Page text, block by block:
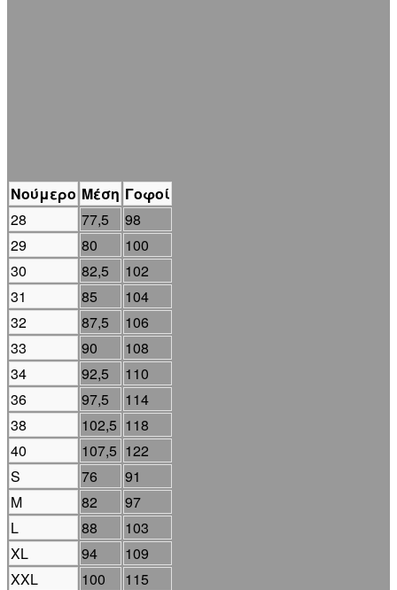
Νούμερο Μέση Γοφοί
28
77,5
98
29
80
100
30
82,5
102
31
85
104
32
87,5
106
33
90
108
34
92,5
110
36
97,5
114
38
102,5 118
40
107,5 122
S
76
91
M
82
97
L
88
103
XL
94
109
XXL
100
115